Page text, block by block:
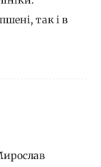
так і в